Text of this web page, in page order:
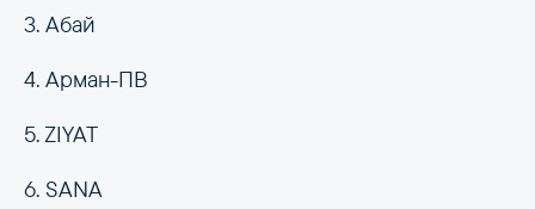
3. Абай
4. Арман-ПВ
5. ZIYAT
6. SANA